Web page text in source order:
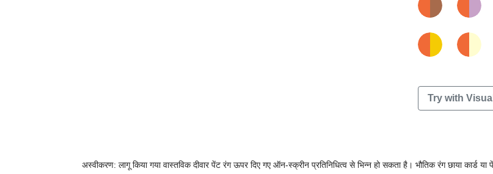
Try with
अस्वीकरण: लागू किया गया वास्तविक दीवार पेंट रंग ऊपर दिए गए ऑन-स्क्रीन प्रतिनिधित्व से भिन्न हो सकता है। भौतिक रंग छाया